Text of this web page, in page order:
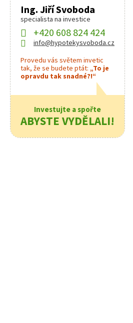
Ing. Jiří Svoboda
specialista na investice
+420 608 824 424
info@hypotekysvoboda.cz
Provedu vás světem invetic
tak, že se budete ptát: „To je
opravdu tak snadné?!“
Investujte a spořte
ABYSTE VYDĚLALI!